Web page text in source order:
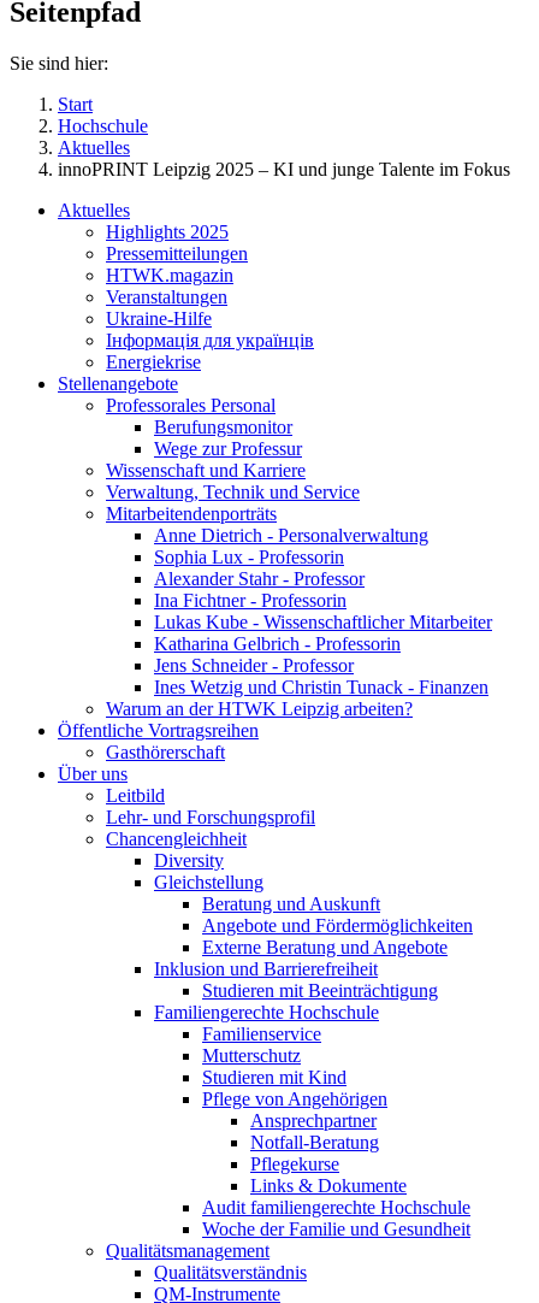
Seitenpfad
Sie sind hier:
Start
Hochschule
Aktuelles
innoPRINT Leipzig 2025 – KI und junge Talente im Fokus
Aktuelles
Highlights 2025
Pressemitteilungen
HTWK.magazin
Veranstaltungen
Ukraine-Hilfe
Інформація для українців
Energiekrise
Stellenangebote
Professorales Personal
Berufungsmonitor
Wege zur Professur
Wissenschaft und Karriere
Verwaltung, Technik und Service
Mitarbeitendenporträts
Anne Dietrich - Personalverwaltung
Sophia Lux - Professorin
Alexander Stahr - Professor
Ina Fichtner - Professorin
Lukas Kube - Wissenschaftlicher Mitarbeiter
Katharina Gelbrich - Professorin
Jens Schneider - Professor
Ines Wetzig und Christin Tunack - Finanzen
Warum an der HTWK Leipzig arbeiten?
Öffentliche Vortragsreihen
Gasthörerschaft
Über uns
Leitbild
Lehr- und Forschungsprofil
Chancengleichheit
Diversity
Gleichstellung
Beratung und Auskunft
Angebote und Fördermöglichkeiten
Externe Beratung und Angebote
Inklusion und Barrierefreiheit
Studieren mit Beeinträchtigung
Familiengerechte Hochschule
Familienservice
Mutterschutz
Studieren mit Kind
Pflege von Angehörigen
Ansprechpartner
Notfall-Beratung
Pflegekurse
Links & Dokumente
Audit familiengerechte Hochschule
Woche der Familie und Gesundheit
Qualitätsmanagement
Qualitätsverständnis
QM-Instrumente